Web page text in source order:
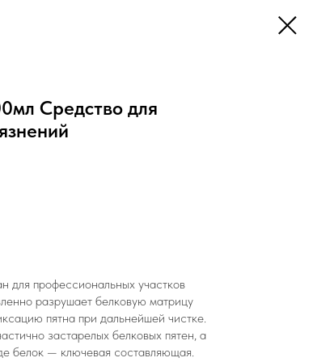
Средство для
для профессиональных участков
разрушает белковую матрицу
пятна при дальнейшей чистке.
застарелых белковых пятен, а
белок — ключевая составляющая.